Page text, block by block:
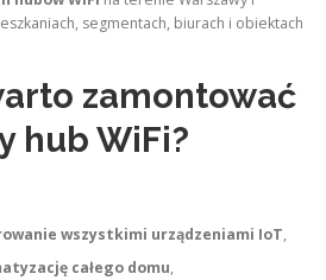
segmentach, biurach i obiektach
zamontować
hub WiFi?
wszystkimi urządzeniami IoT,
całego domu,